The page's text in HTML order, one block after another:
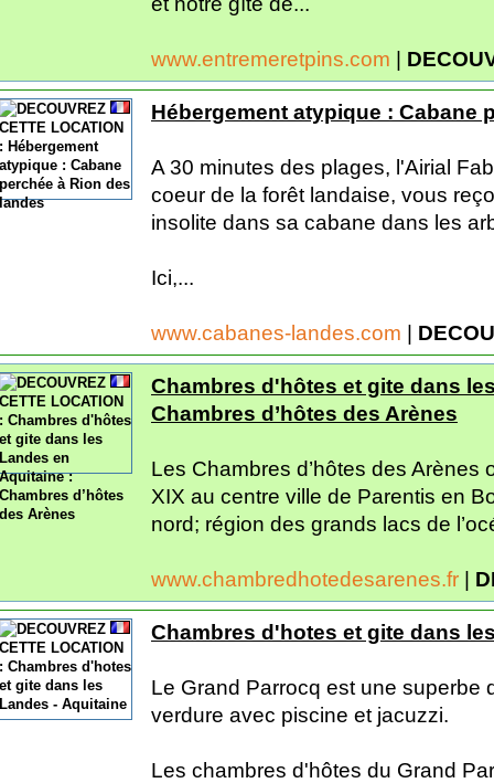
www.entremeretpins.com |
Hébergement atypique : Cabane
A 30 minutes des plages, l'Airial
coeur de la forêt landaise, vous
insolite dans sa cabane dans les
Ici,...
www.cabanes-landes.com |
Chambres d'hôtes et gite dans
Chambres d’hôtes des Arènes
Les Chambres d’hôtes des
XIX au centre ville de Parentis en
nord; région des grands lacs de
www.chambredhotedesarenes.fr |
Chambres d'hotes et gite dans
Le Grand Parrocq est une superbe
verdure avec piscine et jacuzzi.
Les chambres d'hôtes du Grand